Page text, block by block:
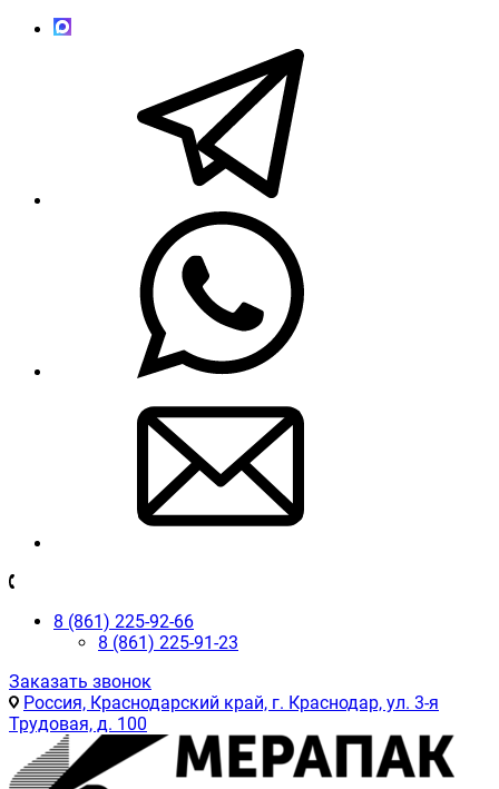
8 (861) 225-92-66
8 (861) 225-91-23
Заказать звонок
Россия, Краснодарский край, г. Краснодар, ул. 3-я
Трудовая, д. 100